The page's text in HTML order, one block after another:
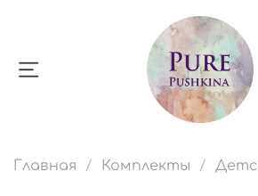
Главная Комплекты